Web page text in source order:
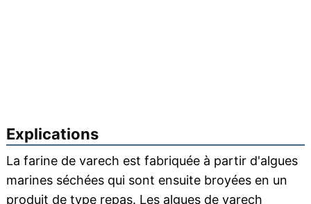
Explications
La farine de varech est fabriquée à partir d'algues
marines séchées qui sont ensuite broyées en un
produit de type repas. Les algues de varech